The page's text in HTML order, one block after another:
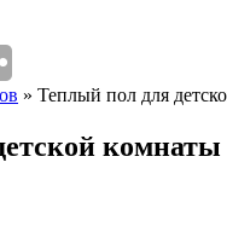
» Теплый пол для
комнаты